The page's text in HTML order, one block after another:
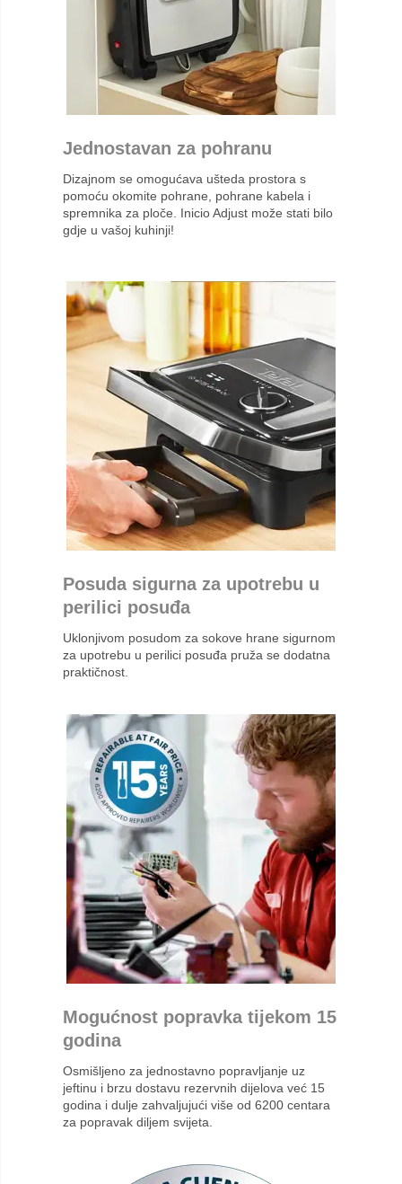
Jednostavan za pohranu
Dizajnom se omogućava ušteda prostora s
pomoću okomite pohrane, pohrane kabela i
spremnika za ploče. Inicio Adjust može stati bilo
gdje u vašoj kuhinji!
Posuda sigurna za upotrebu u
perilici posuđa
Uklonjivom posudom za sokove hrane sigurnom
za upotrebu u perilici posuđa pruža se dodatna
praktičnost.
Mogućnost popravka tijekom 15
godina
Osmišljeno za jednostavno popravljanje uz
jeftinu i brzu dostavu rezervnih dijelova već 15
godina i dulje zahvaljujući više od 6200 centara
za popravak diljem svijeta.